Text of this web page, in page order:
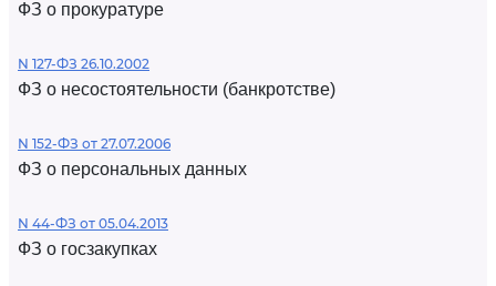
ФЗ о прокуратуре
N 127-ФЗ 26.10.2002
ФЗ о несостоятельности (банкротстве)
N 152-ФЗ от 27.07.2006
ФЗ о персональных данных
N 44-ФЗ от 05.04.2013
ФЗ о госзакупках